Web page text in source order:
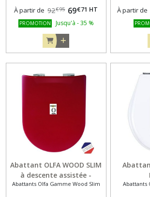
À partir de 92€95 69€71 HT
PROMOTION Jusqu'à -35 %
À partir de
Abattant OLFA WOOD SLIM
à descente assistée -
Déclipsable
Abattants Olfa Gamme Wood Slim Abattants